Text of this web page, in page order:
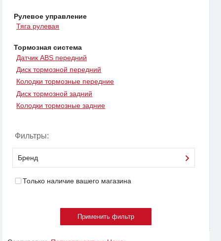
Рулевое управление
Тяга рулевая
Тормозная система
Датчик ABS передний
Диск тормозной передний
Колодки тормозные передние
Диск тормозной задний
Колодки тормозные задние
Фильтры:
Бренд
Только наличие вашего магазина